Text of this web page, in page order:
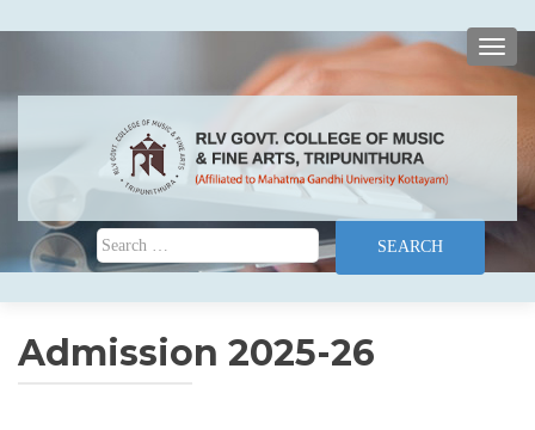
Search for:
Admission 2025-26